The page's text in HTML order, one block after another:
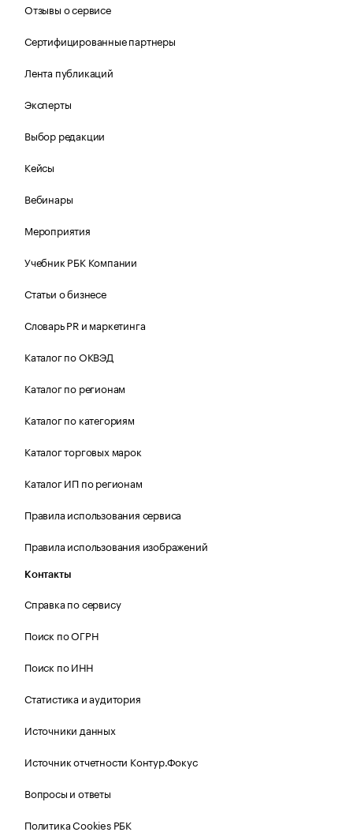
Отзывы о сервисе
Сертифицированные партнеры
Лента публикаций
Эксперты
Выбор редакции
Кейсы
Вебинары
Мероприятия
Учебник РБК Компании
Статьи о бизнесе
Словарь PR и маркетинга
Каталог по ОКВЭД
Каталог по регионам
Каталог по категориям
Каталог торговых марок
Каталог ИП по регионам
Правила использования сервиса
Правила использования изображений
Контакты
Справка по сервису
Поиск по ОГРН
Поиск по ИНН
Статистика и аудитория
Источники данных
Источник отчетности Контур.Фокус
Вопросы и ответы
Политика Cookies РБК